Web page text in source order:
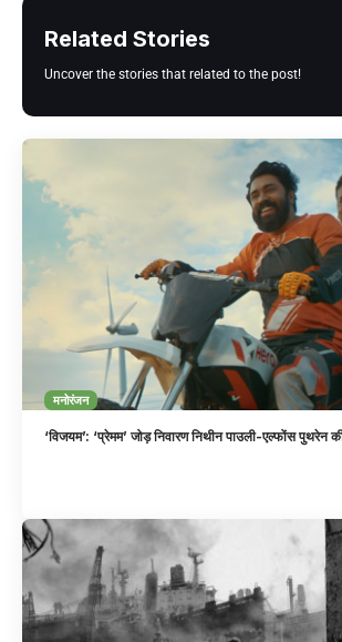
Related Stories
Uncover the stories that related to the post!
मनोरंजन
‘विजयम’: ‘प्रेमम’ जोड़ निवारण निथीन पाउली-एल्फोंस पुथरेन